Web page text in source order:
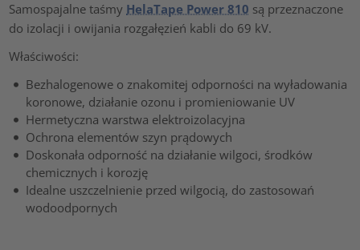
Samospajalne taśmy HelaTape Power 810 są przeznaczone
do izolacji i owijania rozgałęzień kabli do 69 kV.
Właściwości:
Bezhalogenowe o znakomitej odporności na wyładowania
koronowe, działanie ozonu i promieniowanie UV
Hermetyczna warstwa elektroizolacyjna
Ochrona elementów szyn prądowych
Doskonała odporność na działanie wilgoci, środków
chemicznych i korozję
Idealne uszczelnienie przed wilgocią, do zastosowań
wodoodpornych